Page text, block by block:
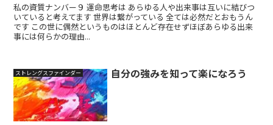
私の資質ナンバー９ 運命思考は あらゆる人や出来事は互いに結びつ
いていると考えてます 世界は繋がっている 全ては必然だとおもうん
です この世に偶然というものはほとんど存在せずほぼあらゆる出来
事には何らかの理由...
ストレングスファインダー 自分の強みを知って楽になろう